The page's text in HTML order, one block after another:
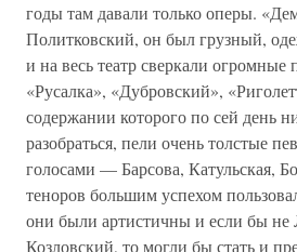
годы там давали только оперы.
Политковский, он был грузный,
и на весь театр сверкали
«Русалка», «Дубровский»,
содержании которого по сей день
разобраться, пели очень толстые
голосами — Барсова, Катульская,
теноров большим успехом
они были артистичны и если бы
Козловский, то могли бы стать и